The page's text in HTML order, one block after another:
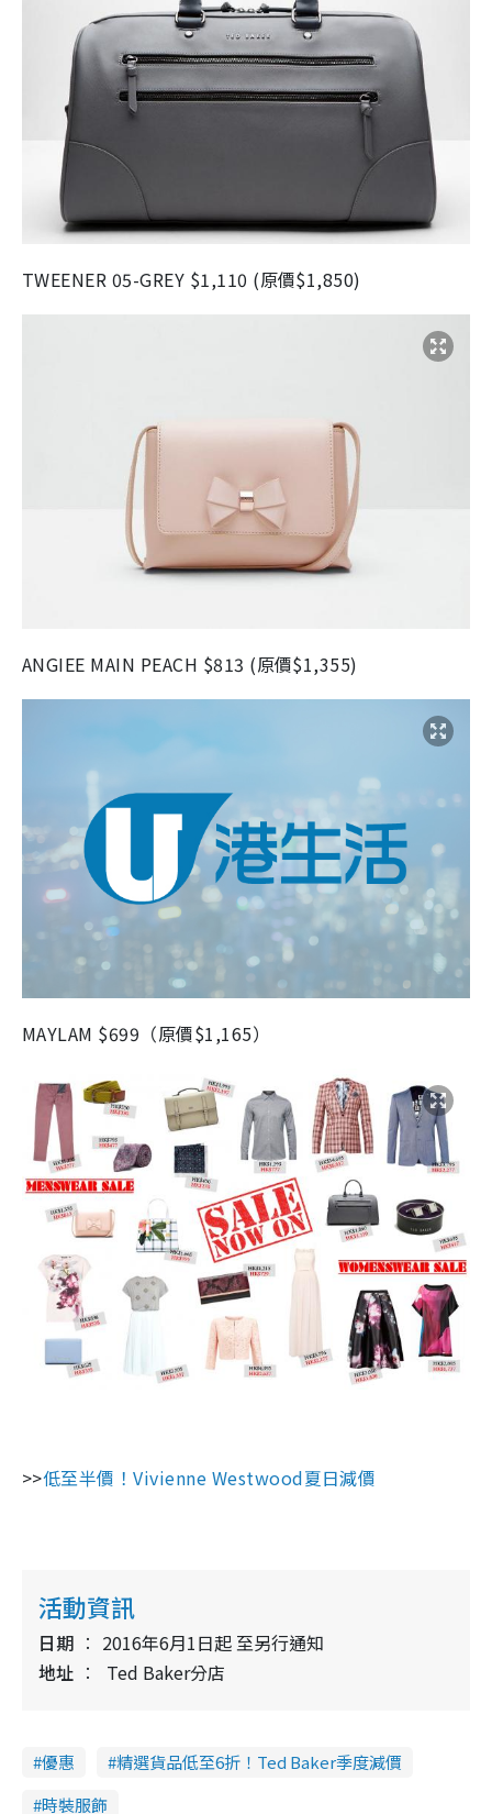
TWEENER 05-GREY $1,110 (原價$1,850)
ANGIEE MAIN PEACH $813 (原價$1,355)
MAYLAM $699（原價$1,165）
>>低至半價！Vivienne Westwood夏日減價
活動資訊
日期
2016年6月1日起 至另行通知
地址
Ted Baker分店
優惠
精選貨品低至6折！Ted Baker季度減價
時裝服飾